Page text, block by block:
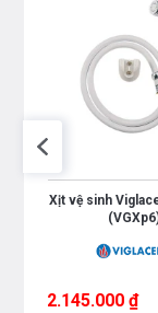
Xịt vệ sinh
2.145.000 ₫